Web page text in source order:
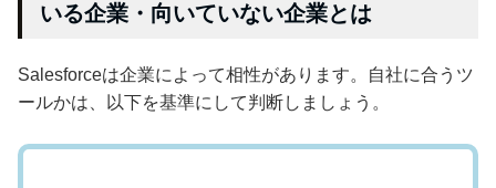
いる企業・向いていない企業とは
Salesforceは企業によって相性があります。自社に合うツ
ールかは、以下を基準にして判断しましょう。